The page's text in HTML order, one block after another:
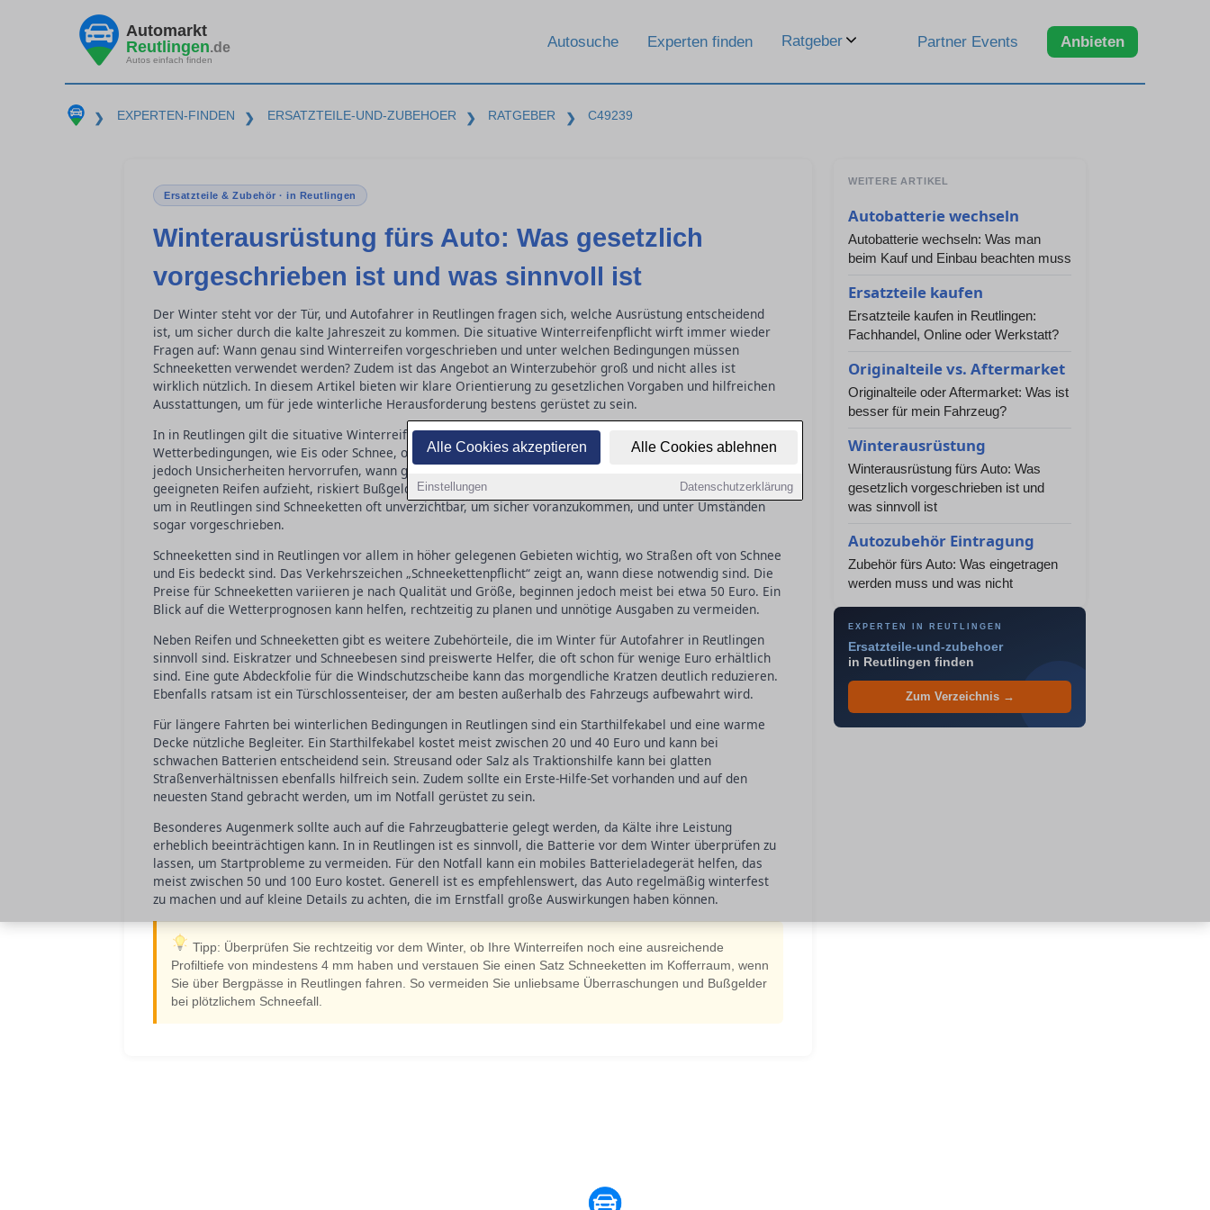
Alle Cookies akzeptieren Alle Cookies ablehnen
Einstellungen Datenschutzerklärung
Automarkt
Reutlingen.de
Autos einfach finden
Autosuche Experten finden Ratgeber Partner Events Anbieten
❯ EXPERTEN-FINDEN ❯ ERSATZTEILE-UND-ZUBEHOER ❯ RATGEBER ❯ C49239
Ersatzteile & Zubehör · in Reutlingen
Winterausrüstung fürs Auto: Was gesetzlich
vorgeschrieben ist und was sinnvoll ist
Der Winter steht vor der Tür, und Autofahrer in Reutlingen fragen sich, welche Ausrüstung entscheidend
ist, um sicher durch die kalte Jahreszeit zu kommen. Die situative Winterreifenpflicht wirft immer wieder
Fragen auf: Wann genau sind Winterreifen vorgeschrieben und unter welchen Bedingungen müssen
Schneeketten verwendet werden? Zudem ist das Angebot an Winterzubehör groß und nicht alles ist
wirklich nützlich. In diesem Artikel bieten wir klare Orientierung zu gesetzlichen Vorgaben und hilfreichen
Ausstattungen, um für jede winterliche Herausforderung bestens gerüstet zu sein.
In in Reutlingen gilt die situative Winterreifenpflicht, die bedeutet, dass Winterreifen bei bestimmten
Wetterbedingungen, wie Eis oder Schnee, obligatorisch sind. Diese Regelung bietet mehr Flexibilität, kann
jedoch Unsicherheiten hervorrufen, wann genau welche Reifen genutzt werden müssen. Wer keine
geeigneten Reifen aufzieht, riskiert Bußgelder und Punkte in Flensburg. Besonders in Bergregionen rund
um in Reutlingen sind Schneeketten oft unverzichtbar, um sicher voranzukommen, und unter Umständen
sogar vorgeschrieben.
Schneeketten sind in Reutlingen vor allem in höher gelegenen Gebieten wichtig, wo Straßen oft von Schnee
und Eis bedeckt sind. Das Verkehrszeichen „Schneekettenpflicht“ zeigt an, wann diese notwendig sind. Die
Preise für Schneeketten variieren je nach Qualität und Größe, beginnen jedoch meist bei etwa 50 Euro. Ein
Blick auf die Wetterprognosen kann helfen, rechtzeitig zu planen und unnötige Ausgaben zu vermeiden.
Neben Reifen und Schneeketten gibt es weitere Zubehörteile, die im Winter für Autofahrer in Reutlingen
sinnvoll sind. Eiskratzer und Schneebesen sind preiswerte Helfer, die oft schon für wenige Euro erhältlich
sind. Eine gute Abdeckfolie für die Windschutzscheibe kann das morgendliche Kratzen deutlich reduzieren.
Ebenfalls ratsam ist ein Türschlossenteiser, der am besten außerhalb des Fahrzeugs aufbewahrt wird.
Für längere Fahrten bei winterlichen Bedingungen in Reutlingen sind ein Starthilfekabel und eine warme
Decke nützliche Begleiter. Ein Starthilfekabel kostet meist zwischen 20 und 40 Euro und kann bei
schwachen Batterien entscheidend sein. Streusand oder Salz als Traktionshilfe kann bei glatten
Straßenverhältnissen ebenfalls hilfreich sein. Zudem sollte ein Erste-Hilfe-Set vorhanden und auf den
neuesten Stand gebracht werden, um im Notfall gerüstet zu sein.
Besonderes Augenmerk sollte auch auf die Fahrzeugbatterie gelegt werden, da Kälte ihre Leistung
erheblich beeinträchtigen kann. In in Reutlingen ist es sinnvoll, die Batterie vor dem Winter überprüfen zu
lassen, um Startprobleme zu vermeiden. Für den Notfall kann ein mobiles Batterieladegerät helfen, das
meist zwischen 50 und 100 Euro kostet. Generell ist es empfehlenswert, das Auto regelmäßig winterfest
zu machen und auf kleine Details zu achten, die im Ernstfall große Auswirkungen haben können.
Tipp: Überprüfen Sie rechtzeitig vor dem Winter, ob Ihre Winterreifen noch eine ausreichende
Profiltiefe von mindestens 4 mm haben und verstauen Sie einen Satz Schneeketten im Kofferraum, wenn
Sie über Bergpässe in Reutlingen fahren. So vermeiden Sie unliebsame Überraschungen und Bußgelder
bei plötzlichem Schneefall.
WEITERE ARTIKEL
Autobatterie wechseln
Autobatterie wechseln: Was man
beim Kauf und Einbau beachten muss
Ersatzteile kaufen
Ersatzteile kaufen in Reutlingen:
Fachhandel, Online oder Werkstatt?
Originalteile vs. Aftermarket
Originalteile oder Aftermarket: Was ist
besser für mein Fahrzeug?
Winterausrüstung
Winterausrüstung fürs Auto: Was
gesetzlich vorgeschrieben ist und
was sinnvoll ist
Autozubehör Eintragung
Zubehör fürs Auto: Was eingetragen
werden muss und was nicht
EXPERTEN IN REUTLINGEN
Ersatzteile-und-zubehoer
in Reutlingen finden
Zum Verzeichnis →